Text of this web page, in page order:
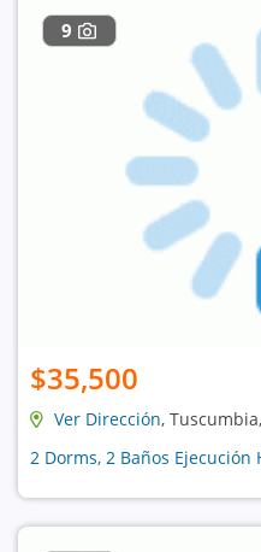
9
$35,500
Ver Dirección,
2 Dorms, 2 Baños